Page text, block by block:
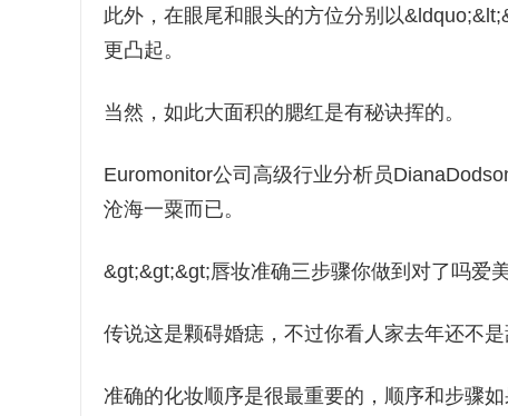
此外，在眼尾和眼头的方位分别以
更凸起。
当然，如此大面积的腮红是有秘诀挥的。
Euromonitor公司高级行业分析员
沧海一粟而已。
&gt;&gt;&gt;唇妆准确三步骤你做到对了吗爱
传说这是颗碍婚痣，不过你看人家去年还不是
准确的化妆顺序是很最重要的，顺序和步骤